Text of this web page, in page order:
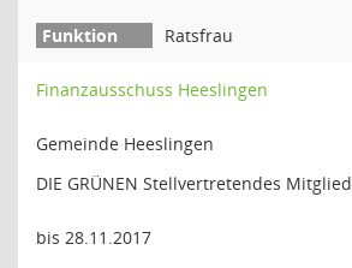
Ratsfrau
Finanzausschuss Heeslingen
Gemeinde Heeslingen
DIE GRÜNEN Stellvertretendes Mitglied
bis 28.11.2017